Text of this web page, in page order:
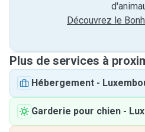
Découvrez le
Plus de services à
Hébergement -
Garderie pour chien -